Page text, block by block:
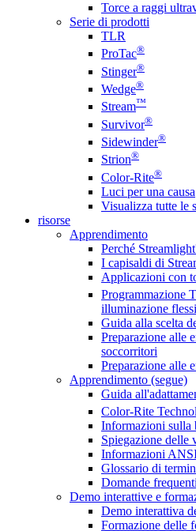
Torce a raggi
Serie di prodotti
TLR
ProTac®
Stinger®
Wedge®
Stream™
Survivor®
Sidewinder®
Strion®
Color-Rite®
Luci per una causa
Visualizza tutte le
risorse
Apprendimento
Perché
I capisaldi di
Applicazioni con
Programmazione
illuminazione
Guida alla scelta
Preparazione alle
soccorritori
Preparazione alle
Apprendimento (segue)
Guida
Color-Rite
Informazioni sulla
Spiegazione delle
Informazioni
Glossario di
Domande frequenti
Demo interattive e
Demo interattiva
Formazione delle